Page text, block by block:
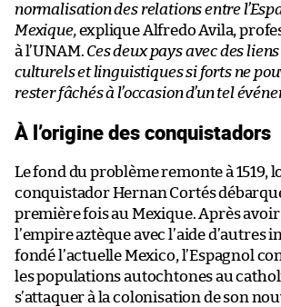
normalisation des relations entre
Mexique,explique Alfredo Avila,
à l’UNAM. Ces deux pays avec des
culturels et linguistiques si forts ne
rester fâchés à l’occasion d’un tel
À l’origine des conquistadors
Le fond du problème remonte à 1519,
conquistador Hernan Cortés
première fois au Mexique. Après avoir
l’empire aztèque avec l’aide d’autres
fondé l’actuelle Mexico, l’Espagnol
les populations autochtones au
s’attaquer à la colonisation de son